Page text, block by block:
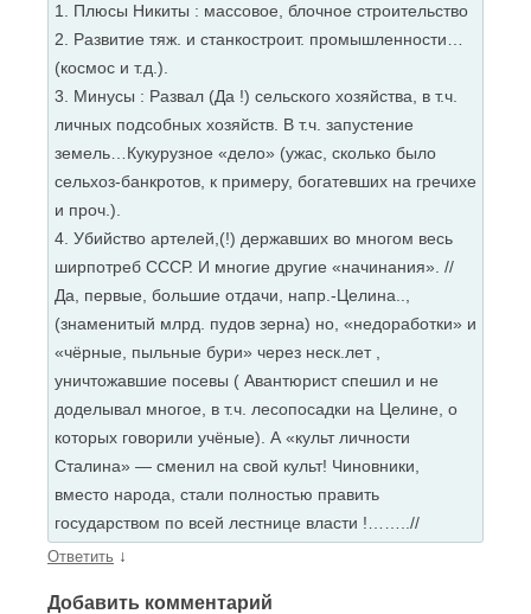
1. Плюсы Никиты : массовое, блочное строительство
2. Развитие тяж. и станкостроит. промышленности…
(космос и т.д.).
3. Минусы : Развал (Да !) сельского хозяйства, в т.ч.
личных подсобных хозяйств. В т.ч. запустение
земель…Кукурузное «дело» (ужас, сколько было
сельхоз-банкротов, к примеру, богатевших на гречихе
и проч.).
4. Убийство артелей,(!) державших во многом весь
ширпотреб СССР. И многие другие «начинания». //
Да, первые, большие отдачи, напр.-Целина..,
(знаменитый млрд. пудов зерна) но, «недоработки» и
«чёрные, пыльные бури» через неск.лет ,
уничтожавшие посевы ( Авантюрист спешил и не
доделывал многое, в т.ч. лесопосадки на Целине, о
которых говорили учёные). А «культ личности
Сталина» — сменил на свой культ! Чиновники,
вместо народа, стали полностью править
государством по всей лестнице власти !……..//
Ответить ↓
Добавить комментарий